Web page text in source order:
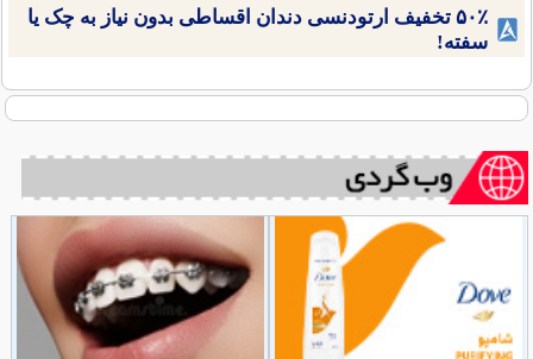
۵۰٪ تخفیف ارتودنسی دندان اقساطی بدون نیاز به چک یا
سفته!